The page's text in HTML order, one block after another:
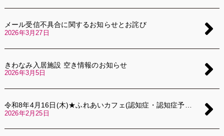
2026年3月27日
メール受信不具合に関するお知らせとお詫び
2026年3月5日
きわなみ入居施設 空き情報のお知らせ
2026年2月25日